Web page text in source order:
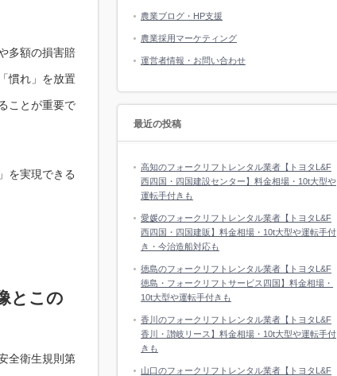
多額の損害賠
慣れ」を放置
ことが重要で
を実現できる
とこの
全衛生規則第
農業ブログ・HP支援
農業採用マーケティング
運営者情報・お問い合わせ
最近の投稿
高知のフォークリフトレンタル業者【トヨタL&F
西四国・四国建設センター】料金相場・10t大型や
運転手付きも
愛媛のフォークリフトレンタル業者【トヨタL&F
西四国・四国建販】料金相場・10t大型や運転手付
き・今治造船対応も
徳島のフォークリフトレンタル業者【トヨタL&F
徳島・フォークリフトサービス四国】料金相場・
10t大型や運転手付きも
香川のフォークリフトレンタル業者【トヨタL&F
香川・讃岐リース】料金相場・10t大型や運転手付
きも
山口のフォークリフトレンタル業者【トヨタL&F